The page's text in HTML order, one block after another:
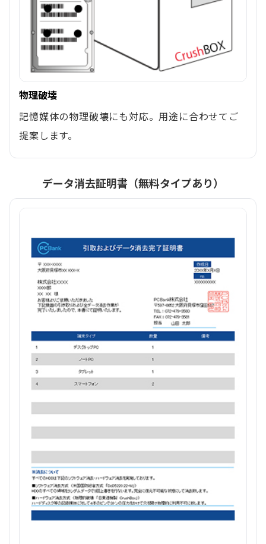
物理破壊
記憶媒体の物理破壊にも対応。用途に合わせてご
提案します。
データ消去証明書（無料タイプあり）